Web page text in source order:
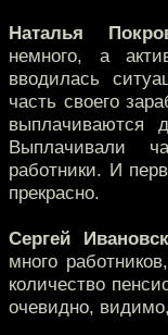
Наталья
немного, а
вводилась
часть своего
выплачиваются
Выплачивали
работники. И
прекрасно.
Сергей
много
количество
очевидно,